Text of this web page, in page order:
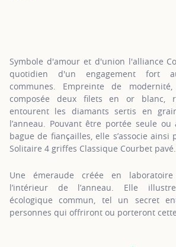
Symbole d'amour et d'union l'alliance
quotidien d'un engagement fort
communes. Empreinte de
composée deux filets en or blanc,
entourent les diamants sertis en
l’anneau. Pouvant être portée seule ou
bague de fiançailles, elle s’associe ainsi
Solitaire 4 griffes Classique Courbet pavé.
Une émeraude créée en
l’intérieur de l’anneau. Elle
écologique commun, tel un secret
personnes qui offriront ou porteront